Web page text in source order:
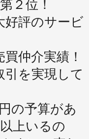
２位！
好評のサービ
仲介実績！
引を実現して
の予算があ
上いるの